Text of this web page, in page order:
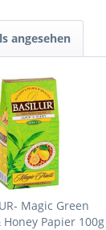
angesehen
Magic Green
Honey Papier 100g